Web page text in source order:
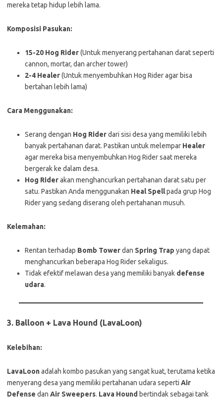
mereka tetap hidup lebih lama.
Komposisi Pasukan:
15-20 Hog Rider(Untuk menyerang pertahanan darat seperti
cannon, mortar, dan archer tower)
2-4 Healer(Untuk menyembuhkan Hog Rider agar bisa
bertahan lebih lama)
Cara Menggunakan:
Serang dengan Hog Riderdari sisi desa yang memiliki lebih
banyak pertahanan darat. Pastikan untuk melempar Healer
agar mereka bisa menyembuhkan Hog Rider saat mereka
bergerak ke dalam desa.
Hog Riderakan menghancurkan pertahanan darat satu per
satu. Pastikan Anda menggunakan Heal Spellpada grup Hog
Rider yang sedang diserang oleh pertahanan musuh.
Kelemahan:
Rentan terhadap Bomb Towerdan Spring Trap yang dapat
menghancurkan beberapa Hog Rider sekaligus.
Tidak efektif melawan desa yang memiliki banyak defense
udara.
3. Balloon + Lava Hound (LavaLoon)
Kelebihan:
LavaLoonadalah kombo pasukan yang sangat kuat, terutama ketika
menyerang desa yang memiliki pertahanan udara seperti Air
Defense dan Air Sweepers. Lava Hound bertindak sebagai tank